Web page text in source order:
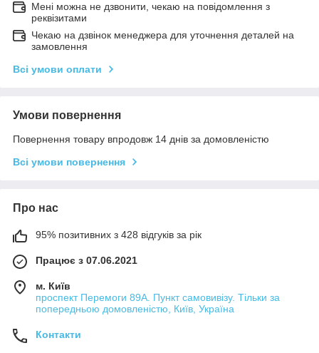
Мені можна не дзвонити, чекаю на повідомлення з
реквізитами
Чекаю на дзвінок менеджера для уточнення деталей на
замовлення
Всі умови оплати
Умови повернення
Повернення товару впродовж 14 днів за домовленістю
Всі умови повернення
Про нас
95% позитивних з 428 відгуків за рік
Працює з 07.06.2021
м. Київ
проспект Перемоги 89А. Пункт самовивізу. Тільки за
попередньою домовленістю, Київ, Україна
Контакти